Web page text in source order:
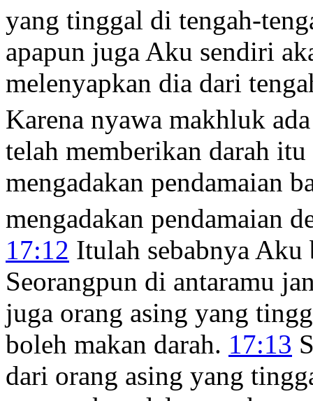
yang tinggal di tengah-
apapun juga Aku sendiri
melenyapkan dia dari
Karena nyawa makhluk
telah memberikan darah
mengadakan pendamaian
mengadakan pendamaian
17:12 Itulah sebabnya Aku
Seorangpun di antaramu
juga orang asing yang
boleh makan darah. 17:13
dari orang asing yang